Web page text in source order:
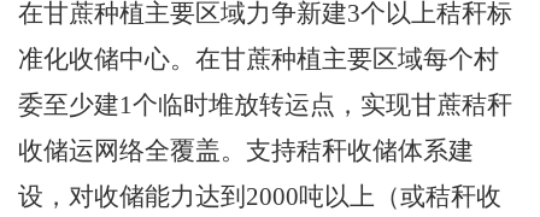
在甘蔗种植主要区域力争新建3个以上秸秆标
准化收储中心。在甘蔗种植主要区域每个村
委至少建1个临时堆放转运点，实现甘蔗秸秆
收储运网络全覆盖。支持秸秆收储体系建
设，对收储能力达到 2000吨以上（或秸秆收